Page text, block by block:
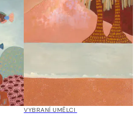
40%*
VYBRANÍ UMĚLCI